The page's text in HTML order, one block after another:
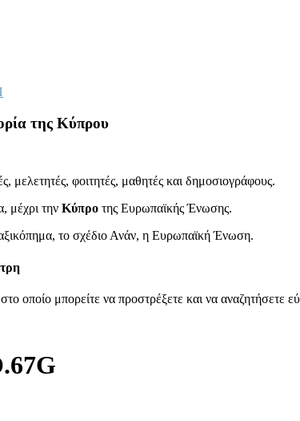
της Κύπρου
μελετητές, φοιτητές, μαθητές και δημοσιογράφους.
μέχρι την Κύπρο της Ευρωπαϊκής Ένωσης.
το σχέδιο Ανάν, η Ευρωπαϊκή Ένωση.
στο οποίο μπορείτε να προστρέξετε και να αναζητήσετε